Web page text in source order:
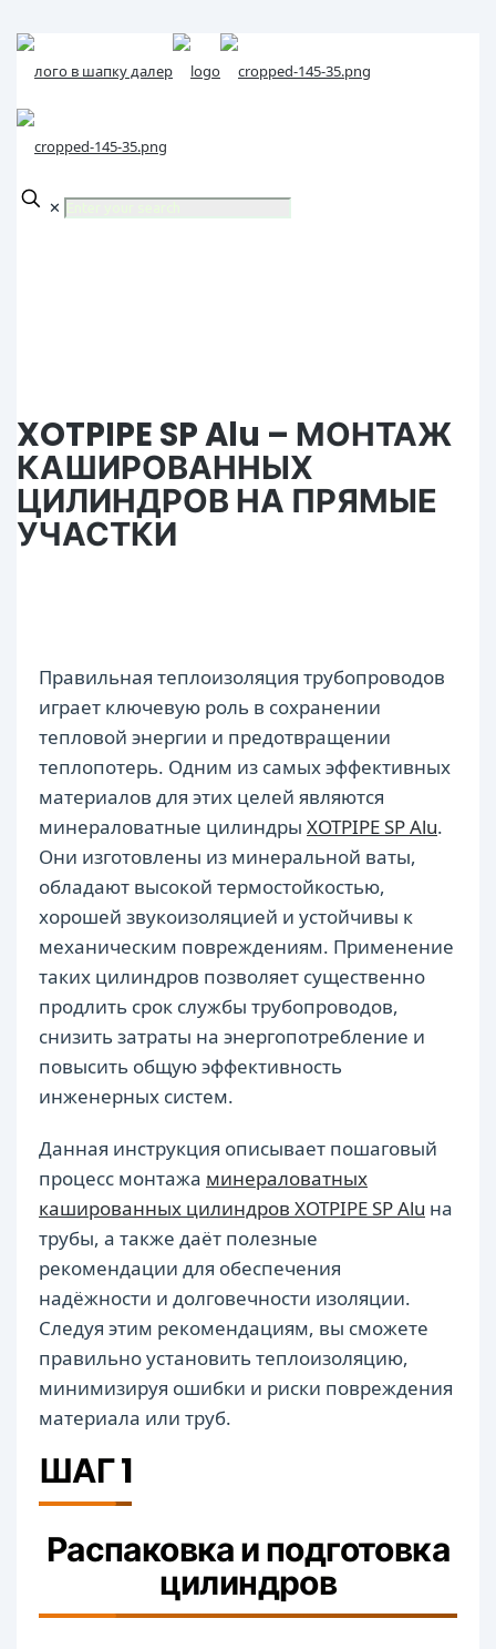
✕
XOTPIPE SP Alu – МОНТАЖ
КАШИРОВАННЫХ
ЦИЛИНДРОВ НА ПРЯМЫЕ
УЧАСТКИ
Правильная теплоизоляция трубопроводов
играет ключевую роль в сохранении
тепловой энергии и предотвращении
теплопотерь. Одним из самых эффективных
материалов для этих целей являются
минераловатные цилиндры XOTPIPE SP Alu.
Они изготовлены из минеральной ваты,
обладают высокой термостойкостью,
хорошей звукоизоляцией и устойчивы к
механическим повреждениям. Применение
таких цилиндров позволяет существенно
продлить срок службы трубопроводов,
снизить затраты на энергопотребление и
повысить общую эффективность
инженерных систем.
Данная инструкция описывает пошаговый
процесс монтажа минераловатных
кашированных цилиндров XOTPIPE SP Alu на
трубы, а также даёт полезные
рекомендации для обеспечения
надёжности и долговечности изоляции.
Следуя этим рекомендациям, вы сможете
правильно установить теплоизоляцию,
минимизируя ошибки и риски повреждения
материала или труб.
ШАГ 1
Распаковка и подготовка
цилиндров